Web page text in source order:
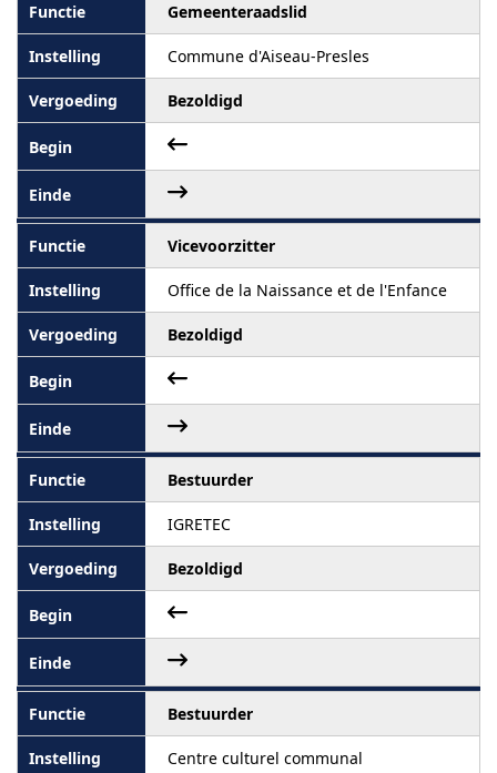
Gemeenteraadslid
Commune d'Aiseau-Presles
Bezoldigd
Vicevoorzitter
Office de la Naissance et de l'Enfance
Bezoldigd
Bestuurder
IGRETEC
Bezoldigd
Bestuurder
Centre culturel communal